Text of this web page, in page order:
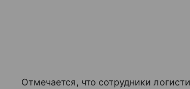
Отмечается, что сотрудники